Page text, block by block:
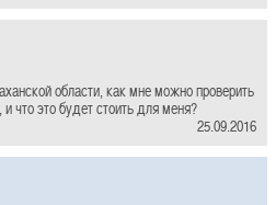
области, как мне можно проверить
что это будет стоить для меня?
25.09.2016